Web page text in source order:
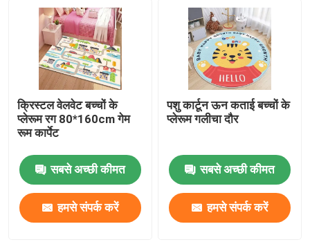
क्रिस्टल वेलवेट बच्चों के
प्लेरूम रग 80*160cm गेम
रूम कार्पेट
सबसे अच्छी कीमत
हमसे संपर्क करें
पशु कार्टून ऊन कताई बच्चों के
प्लेरूम गलीचा दौर
सबसे अच्छी कीमत
हमसे संपर्क करें